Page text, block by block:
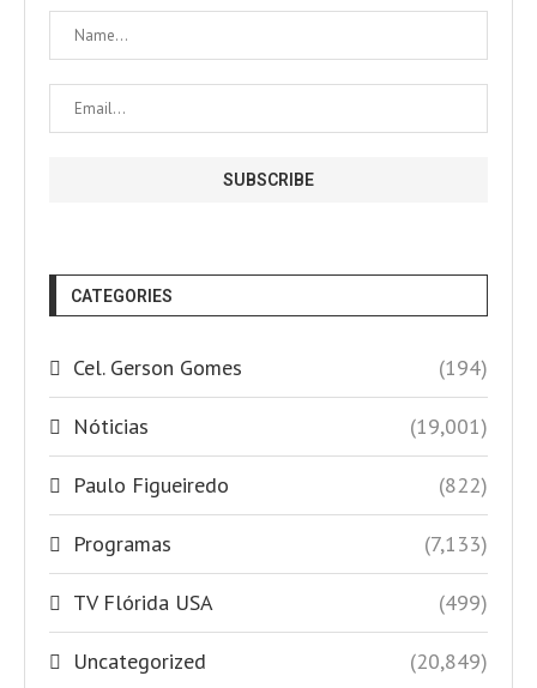
CATEGORIES
Cel. Gerson Gomes (194)
Nóticias (19,001)
Paulo Figueiredo (822)
Programas (7,133)
TV Flórida USA (499)
Uncategorized (20,849)